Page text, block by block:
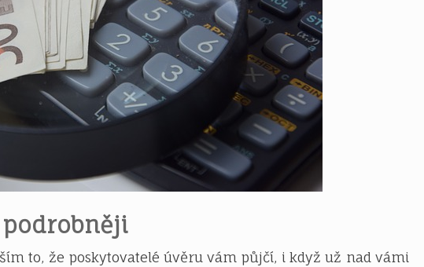
to, že poskytovatelé úvěru vám půjčí, i když už nad vámi